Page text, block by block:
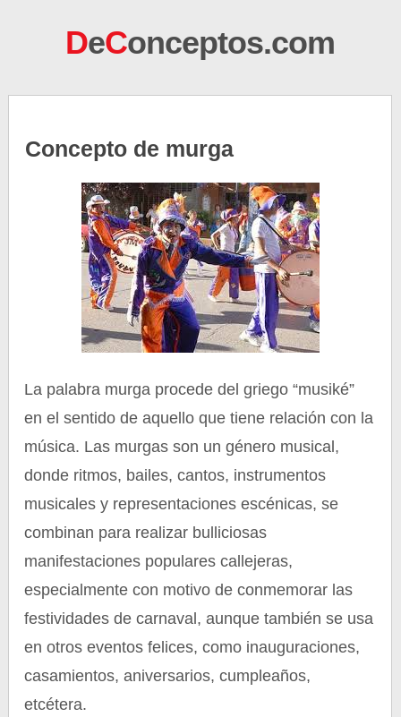
DeConceptos.com
Concepto de murga
La palabra murga procede del griego “musiké”
en el sentido de aquello que tiene relación con la
música. Las murgas son un género musical,
donde ritmos, bailes, cantos, instrumentos
musicales y representaciones escénicas, se
combinan para realizar bulliciosas
manifestaciones populares callejeras,
especialmente con motivo de conmemorar las
festividades de carnaval, aunque también se usa
en otros eventos felices, como inauguraciones,
casamientos, aniversarios, cumpleaños,
etcétera.